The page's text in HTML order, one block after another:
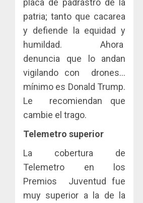
patria; tanto que cacarea
y defiende la equidad y
humildad. Ahora
denuncia que lo andan
vigilando con drones…
mínimo es Donald Trump.
Le recomiendan que
cambie el trago.
Telemetro superior
La cobertura de
Telemetro en los
Premios Juventud fue
muy superior a la de la